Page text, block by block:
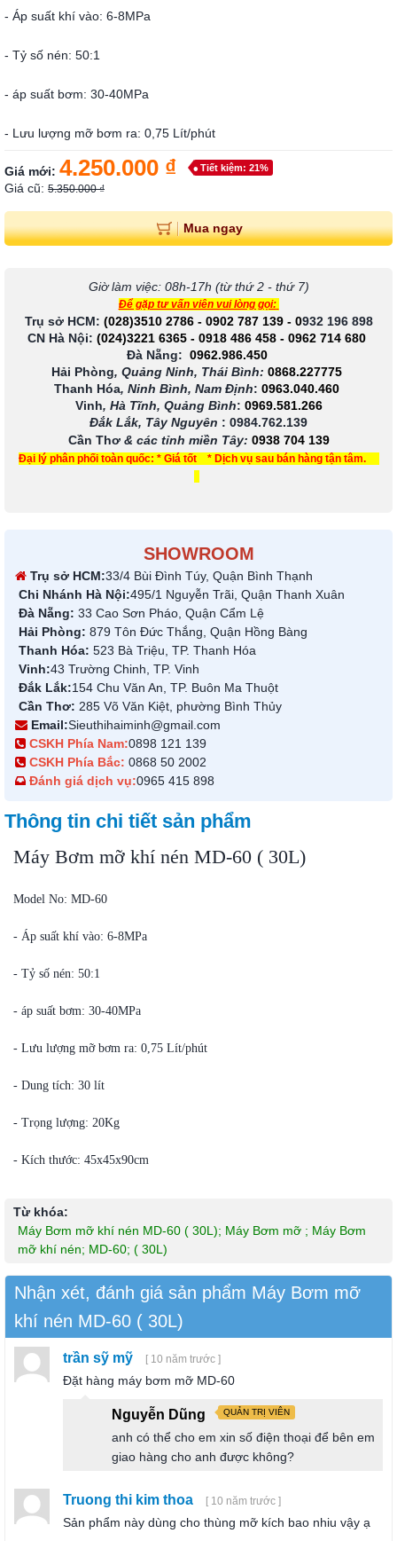
- Áp suất khí vào: 6-8MPa
- Tỷ số nén: 50:1
- áp suất bơm: 30-40MPa
- Lưu lượng mỡ bơm ra: 0,75 Lít/phút
Giá mới: 4.250.000 ₫ Tiết kiệm: 21%
Giá cũ: 5.350.000 ₫
Mua ngay
Giờ làm việc: 08h-17h (từ thứ 2 - thứ 7)
Để gặp tư vấn viên vui lòng gọi:
Trụ sở HCM: (028)3510 2786 - 0902 787 139- 0932 196 898
CN Hà Nội: (024)3221 6365 - 0918 486 458 - 0962 714 680
Đà Nẵng: 0962.986.450
Hải Phòng, Quảng Ninh, Thái Bình: 0868.227775
Thanh Hóa, Ninh Bình, Nam Định: 0963.040.460
Vinh, Hà Tĩnh, Quảng Bình: 0969.581.266
Đắk Lắk, Tây Nguyên : 0984.762.139
Cần Thơ & các tỉnh miền Tây: 0938 704 139
Đại lý phân phối toàn quốc: * Giá tốt * Dịch vụ sau bán hàng tận tâm.
SHOWROOM
Trụ sở HCM:33/4 Bùi Đình Túy, Quận Bình Thạnh
Chi Nhánh Hà Nội:495/1 Nguyễn Trãi, Quận Thanh Xuân
Đà Nẵng: 33 Cao Sơn Pháo, Quận Cẩm Lệ
Hải Phòng: 879 Tôn Đức Thắng, Quận Hồng Bàng
Thanh Hóa: 523 Bà Triệu, TP. Thanh Hóa
Vinh:43 Trường Chinh, TP. Vinh
Đắk Lắk:154 Chu Văn An, TP. Buôn Ma Thuột
Cần Thơ: 285 Võ Văn Kiệt, phường Bình Thủy
Email:Sieuthihaiminh@gmail.com
CSKH Phía Nam:0898 121 139
CSKH Phía Bắc: 0868 50 2002
Đánh giá dịch vụ:0965 415 898
Thông tin chi tiết sản phẩm
Máy Bơm mỡ khí nén MD-60 ( 30L)
Model No: MD-60
- Áp suất khí vào: 6-8MPa
- Tỷ số nén: 50:1
- áp suất bơm: 30-40MPa
- Lưu lượng mỡ bơm ra: 0,75 Lít/phút
- Dung tích: 30 lít
- Trọng lượng: 20Kg
- Kích thước: 45x45x90cm
Từ khóa:
Máy Bơm mỡ khí nén MD-60 ( 30L); Máy Bơm mỡ ; Máy Bơm
mỡ khí nén; MD-60; ( 30L)
Nhận xét, đánh giá sản phẩm Máy Bơm mỡ
khí nén MD-60 ( 30L)
trần sỹ mỹ [ 10 năm trước ]
Đặt hàng máy bơm mỡ MD-60
Nguyễn Dũng QUẢN TRỊ VIÊN
anh có thể cho em xin số điện thoại để bên em
giao hàng cho anh được không?
Truong thi kim thoa [ 10 năm trước ]
Sản phẩm này dùng cho thùng mỡ kích bao nhiu vậy ạ